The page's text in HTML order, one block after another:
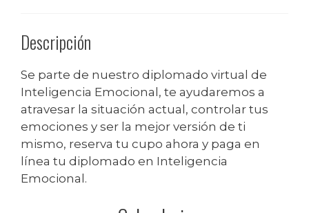
Descripción
Se parte de nuestro diplomado virtual de
Inteligencia Emocional, te ayudaremos a
atravesar la situación actual, controlar tus
emociones y ser la mejor versión de ti
mismo, reserva tu cupo ahora y paga en
línea tu diplomado en Inteligencia
Emocional.